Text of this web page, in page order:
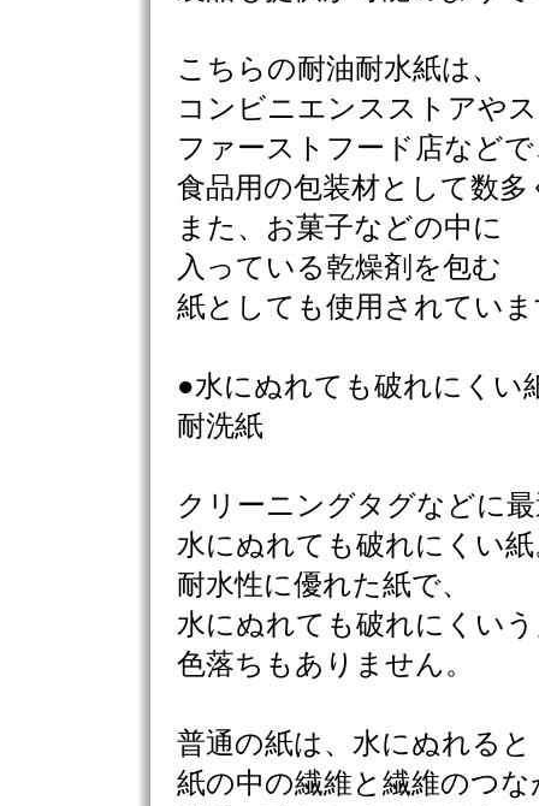
こちらの耐油耐水紙は、
コンビニエンスストアや
ファーストフード店などで
食品用の包装材として数
また、お菓子などの中に
入っている乾燥剤を包む
紙としても使用されてい
●水にぬれても破れにくい
耐洗紙
クリーニングタグなどに
水にぬれても破れにくい紙
耐水性に優れた紙で、
水にぬれても破れにくい
色落ちもありません。
普通の紙は、水にぬれると
紙の中の繊維と繊維のつ